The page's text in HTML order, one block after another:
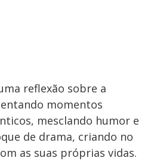
reflexão sobre a
momentos
mesclando humor e
de drama, criando no
as suas próprias vidas.